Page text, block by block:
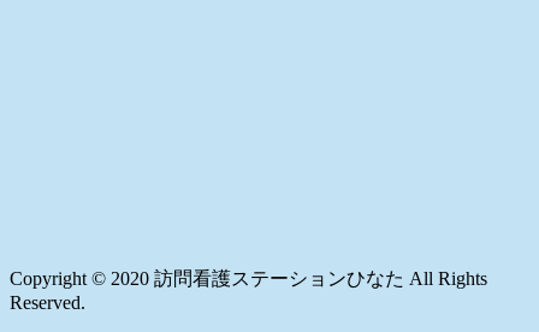
Copyright © 2020 訪問看護ステーションひなた All Rights
Reserved.